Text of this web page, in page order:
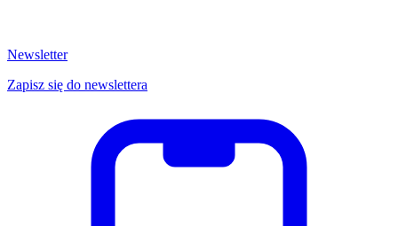
Newsletter
Zapisz się do newslettera